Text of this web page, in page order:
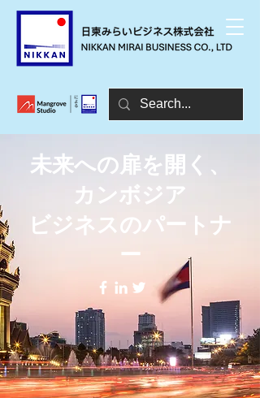
未来への扉を開く、
カンボジア
ビジネスのパートナ
ー